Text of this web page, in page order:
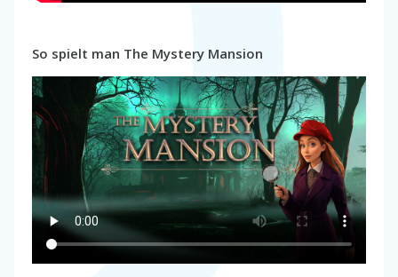
So spielt man The Mystery Mansion